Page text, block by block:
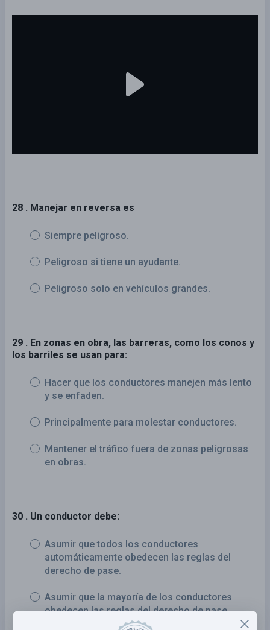
28 . Manejar en reversa es
Siempre peligroso.
Peligroso si tiene un ayudante.
Peligroso solo en vehículos grandes.
29 . En zonas en obra, las barreras, como los conos y
los barriles se usan para:
Hacer que los conductores manejen más lento
y se enfaden.
Principalmente para molestar conductores.
Mantener el tráfico fuera de zonas peligrosas
en obras.
30 . Un conductor debe:
Asumir que todos los conductores
automáticamente obedecen las reglas del
derecho de pase.
Asumir que la mayoría de los conductores
obedecen las reglas del derecho de pase.